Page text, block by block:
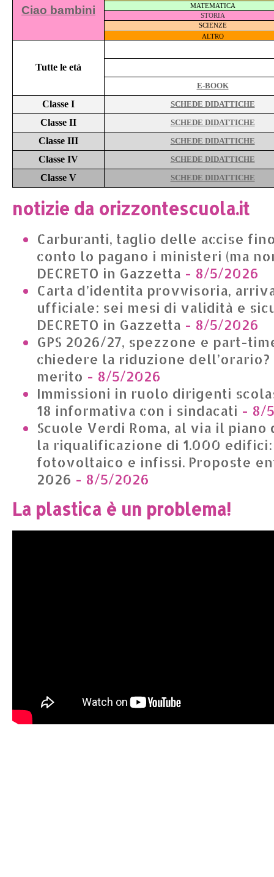
Ciao bambini
MATEMATICA
STORIA
SCIENZE
ALTRO
Tutte le età
E-BOOK
Classe I SCHEDE DIDATTICHE
Classe II SCHEDE DIDATTICHE
Classe III SCHEDE DIDATTICHE
Classe IV SCHEDE DIDATTICHE
Classe V SCHEDE DIDATTICHE
notizie da orizzontescuola.it
Carburanti, taglio delle accise
conto lo pagano i ministeri (ma
DECRETO in Gazzetta - 8/5/2026
Carta d’identita provvisoria,
ufficiale: sei mesi di validità e
DECRETO in Gazzetta - 8/5/2026
GPS 2026/27, spezzone e part-
chiedere la riduzione
merito - 8/5/2026
Immissioni in ruolo dirigenti
18 informativa con i sindacati - 8/
Scuole Verdi Roma, al via il piano
la riqualificazione di 1.000
fotovoltaico e infissi. Proposte
2026 - 8/5/2026
La plastica è un problema!